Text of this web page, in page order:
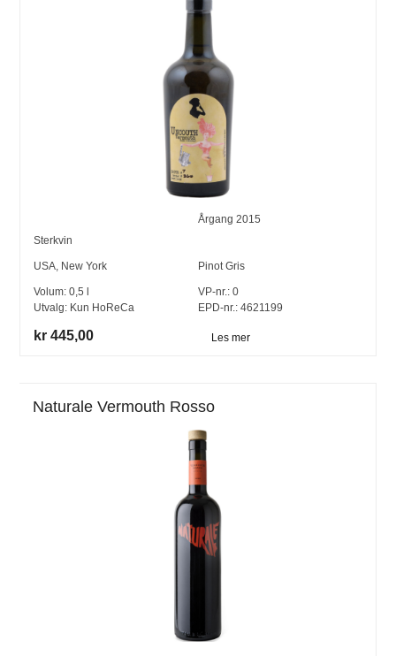
Årgang 2015
Sterkvin
USA, New York Pinot Gris
Volum:0,5
Utvalg: Kun HoReCa
VP-nr.: 0
EPD-nr.: 4621199
kr 445,00 Les mer
Naturale Vermouth Rosso